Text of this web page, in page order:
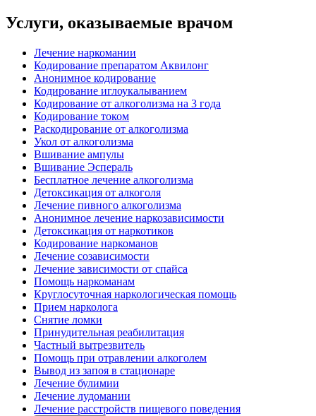
Услуги, оказываемые врачом
Лечение наркомании
Кодирование препаратом Аквилонг
Анонимное кодирование
Кодирование иглоукалыванием
Кодирование от алкоголизма на 3 года
Кодирование током
Раскодирование от алкоголизма
Укол от алкоголизма
Вшивание ампулы
Вшивание Эспераль
Бесплатное лечение алкоголизма
Детоксикация от алкоголя
Лечение пивного алкоголизма
Анонимное лечение наркозависимости
Детоксикация от наркотиков
Кодирование наркоманов
Лечение созависимости
Лечение зависимости от спайса
Помощь наркоманам
Круглосуточная наркологическая помощь
Прием нарколога
Снятие ломки
Принудительная реабилитация
Частный вытрезвитель
Помощь при отравлении алкоголем
Вывод из запоя в стационаре
Лечение булимии
Лечение лудомании
Лечение расстройств пищевого поведения